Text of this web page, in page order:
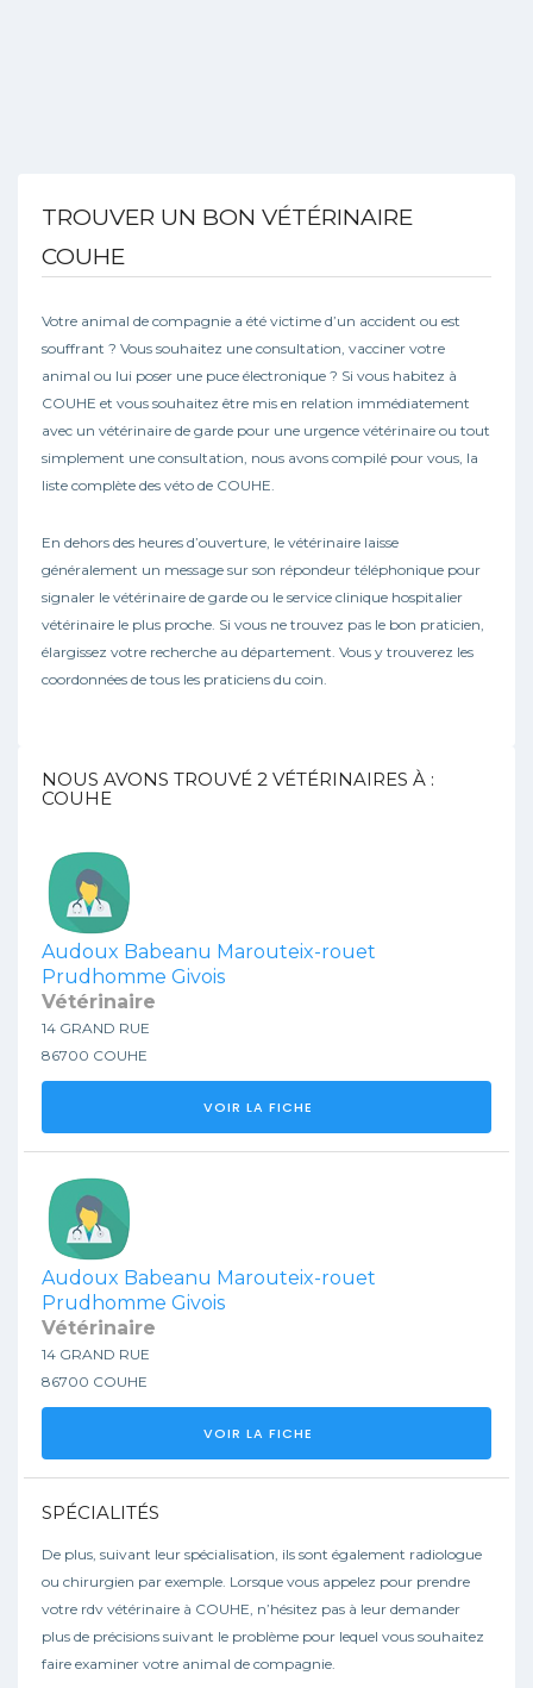
TROUVER UN BON VÉTÉRINAIRE
COUHE
Votre animal de compagnie a été victime d’un accident ou est
souffrant ? Vous souhaitez une consultation, vacciner votre
animal ou lui poser une puce électronique ? Si vous habitez à
COUHE et vous souhaitez être mis en relation immédiatement
avec un vétérinaire de garde pour une urgence vétérinaire ou tout
simplement une consultation, nous avons compilé pour vous, la
liste complète des véto de COUHE.
En dehors des heures d’ouverture, le vétérinaire laisse
généralement un message sur son répondeur téléphonique pour
signaler le vétérinaire de garde ou le service clinique hospitalier
vétérinaire le plus proche. Si vous ne trouvez pas le bon praticien,
élargissez votre recherche au département. Vous y trouverez les
coordonnées de tous les praticiens du coin.
NOUS AVONS TROUVÉ 2 VÉTÉRINAIRES À :
COUHE
Audoux Babeanu Marouteix-rouet
Prudhomme Givois
Vétérinaire
14 GRAND RUE
86700 COUHE
VOIR LA FICHE
Audoux Babeanu Marouteix-rouet
Prudhomme Givois
Vétérinaire
14 GRAND RUE
86700 COUHE
VOIR LA FICHE
SPÉCIALITÉS
De plus, suivant leur spécialisation, ils sont également radiologue
ou chirurgien par exemple. Lorsque vous appelez pour prendre
votre rdv vétérinaire à COUHE, n’hésitez pas à leur demander
plus de précisions suivant le problème pour lequel vous souhaitez
faire examiner votre animal de compagnie.